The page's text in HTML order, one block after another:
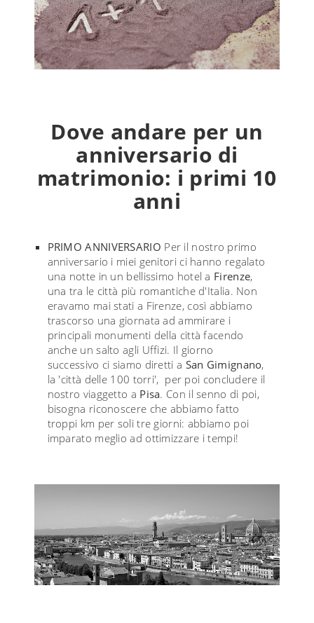
Dove andare per un
anniversario di
matrimonio: i primi 10
anni
PRIMO ANNIVERSARIO Per il nostro primo
anniversario i miei genitori ci hanno regalato
una notte in un bellissimo hotel a Firenze,
una tra le città più romantiche d'Italia. Non
eravamo mai stati a Firenze, così abbiamo
trascorso una giornata ad ammirare i
principali monumenti della città facendo
anche un salto agli Uffizi. Il giorno
successivo ci siamo diretti a San Gimignano,
la 'città delle 100 torri', per poi concludere il
nostro viaggetto a Pisa. Con il senno di poi,
bisogna riconoscere che abbiamo fatto
troppi km per soli tre giorni: abbiamo poi
imparato meglio ad ottimizzare i tempi!